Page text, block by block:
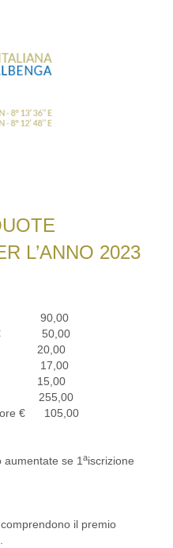
L’ANNO 2023
€ 90,00
€ 50,00
€ 20,00
€ 17,00
15,00
€ 255,00
€ 105,00
aumentate se 1aiscrizione
il premio